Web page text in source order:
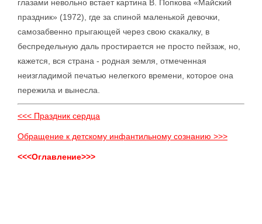
глазами невольно встает картина В. Попкова «Майский
праздник» (1972), где за спиной маленькой девочки,
самозабвенно прыгающей через свою скакалку, в
беспредельную даль простирается не просто пейзаж, но,
кажется, вся страна - родная земля, отмеченная
неизгладимой печатью нелегкого времени, которое она
пережила и вынесла.
<<< Праздник сердца
Обращение к детскому инфантильному сознанию >>>
<<<Оглавление>>>